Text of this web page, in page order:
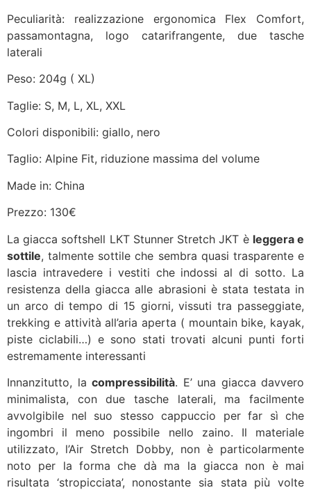
Peculiarità: realizzazione ergonomica Flex Comfort,
passamontagna, logo catarifrangente, due tasche
laterali
Peso: 204g ( XL)
Taglie: S, M, L, XL, XXL
Colori disponibili: giallo, nero
Taglio: Alpine Fit, riduzione massima del volume
Made in: China
Prezzo: 130€
La giacca softshell LKT Stunner Stretch JKT è leggera e
sottile, talmente sottile che sembra quasi trasparente e
lascia intravedere i vestiti che indossi al di sotto. La
resistenza della giacca alle abrasioni è stata testata in
un arco di tempo di 15 giorni, vissuti tra passeggiate,
trekking e attività all’aria aperta ( mountain bike, kayak,
piste ciclabili…) e sono stati trovati alcuni punti forti
estremamente interessanti
Innanzitutto, la compressibilità. E’ una giacca davvero
minimalista, con due tasche laterali, ma facilmente
avvolgibile nel suo stesso cappuccio per far sì che
ingombri il meno possibile nello zaino. Il materiale
utilizzato, l’Air Stretch Dobby, non è particolarmente
noto per la forma che dà ma la giacca non è mai
risultata ‘stropicciata’, nonostante sia stata più volte